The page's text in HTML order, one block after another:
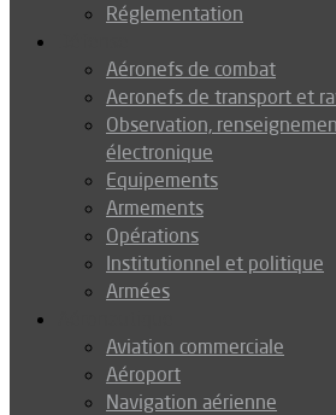
Réglementation
Aéronefs de combat
Aeronefs de transport et
Observation,
électronique
Equipements
Armements
Opérations
Institutionnel et politique
Armées
Aviation commerciale
Aéroport
Navigation aérienne